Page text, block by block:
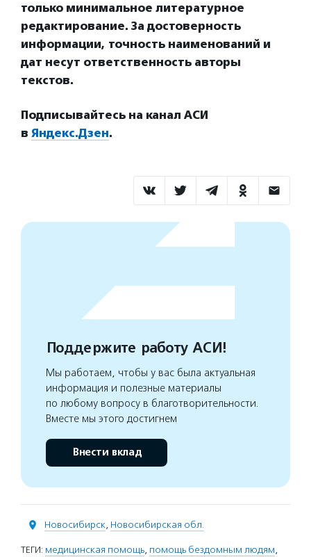
только минимальное литературное
редактирование. За достоверность
информации, точность наименований и
дат несут ответственность авторы
текстов.
Подписывайтесь на канал АСИ
в Яндекс.Дзен.
Поддержите работу АСИ!
Мы работаем, чтобы у вас была актуальная
информация и полезные материалы
по любому вопросу в благотворительности.
Вместе мы этого достигнем
Внести вклад
Новосибирск, Новосибирская обл.
ТЕГИ: медицинская помощь, помощь бездомным людям,